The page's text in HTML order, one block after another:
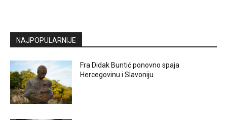
NAJPOPULARNIJE
Fra Didak Buntić ponovno spaja
Hercegovinu i Slavoniju